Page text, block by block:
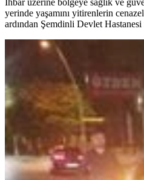
İhbar üzerine bölgeye sağlık ve
yerinde yaşamını yitirenlerin
ardından Şemdinli Devlet Hastanesi